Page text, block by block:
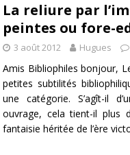
La reliure par
peintes ou fore-
3 août 2012 Hugues
Amis Bibliophiles bonjour,
petites subtilités
une catégorie. S’agît-il
ouvrage, cela tient-il plus
fantaisie héritée de l’ère